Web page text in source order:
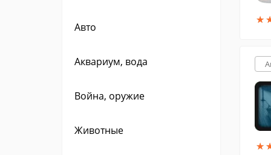
Авто
Аквариум, вода
Война, оружие
Животные
★
★
★
★